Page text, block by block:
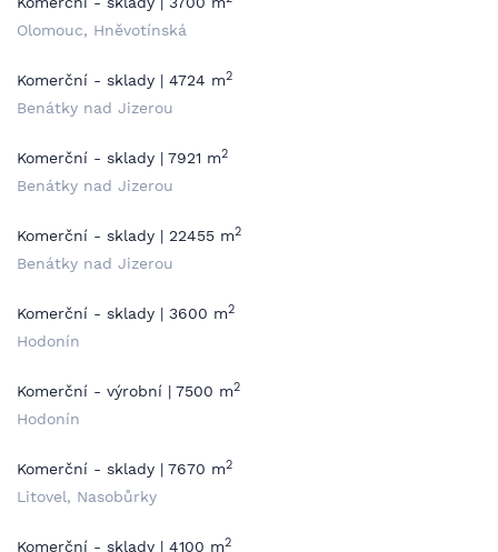
Olomouc, Hněvotínská
Komerční - sklady | 4724 m2
Benátky nad Jizerou
Komerční - sklady | 7921 m2
Benátky nad Jizerou
Komerční - sklady | 22455 m2
Benátky nad Jizerou
Komerční - sklady | 3600 m2
Hodonín
Komerční - výrobní | 7500 m2
Hodonín
Komerční - sklady | 7670 m2
Litovel, Nasobůrky
Komerční - sklady | 4100 m2